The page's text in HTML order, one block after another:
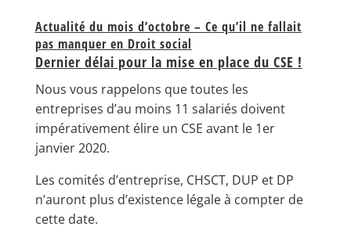
Actualité du mois d’octobre – Ce qu’il ne fallait
pas manquer en Droit social
Dernier délai pour la mise en place du CSE !
Nous vous rappelons que toutes les
entreprises d’au moins 11 salariés doivent
impérativement élire un CSE avant le 1er
janvier 2020.
Les comités d’entreprise, CHSCT, DUP et DP
n’auront plus d’existence légale à compter de
cette date.